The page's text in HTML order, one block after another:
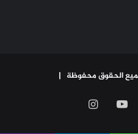
تويتر يوتيوب